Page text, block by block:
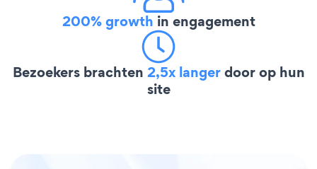
200% growth in engagement
Bezoekers brachten 2,5x langerdoor op hun
site